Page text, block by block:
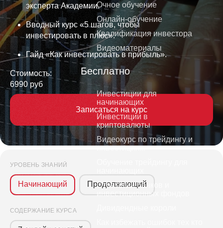
Очное обучение
Онлайн-обучение
Квалификация инвестора
Видеоматериалы
Бесплатно
Инвестиции для
начинающих
Инвестиции в
криптовалюты
Видеокурс по трейдингу и
инвестициям
Стратегии банков и
инвестиционных фондов
эксперта Академии.
Вводный курс «5 шагов, чтобы
инвестировать в плюс».
Гайд «Как инвестировать в прибыль».
Стоимость:
6990 руб
Записаться на курс
УРОВЕНЬ ЗНАНИЙ
Начинающий Продолжающий
СОДЕРЖАНИЕ КУРСА